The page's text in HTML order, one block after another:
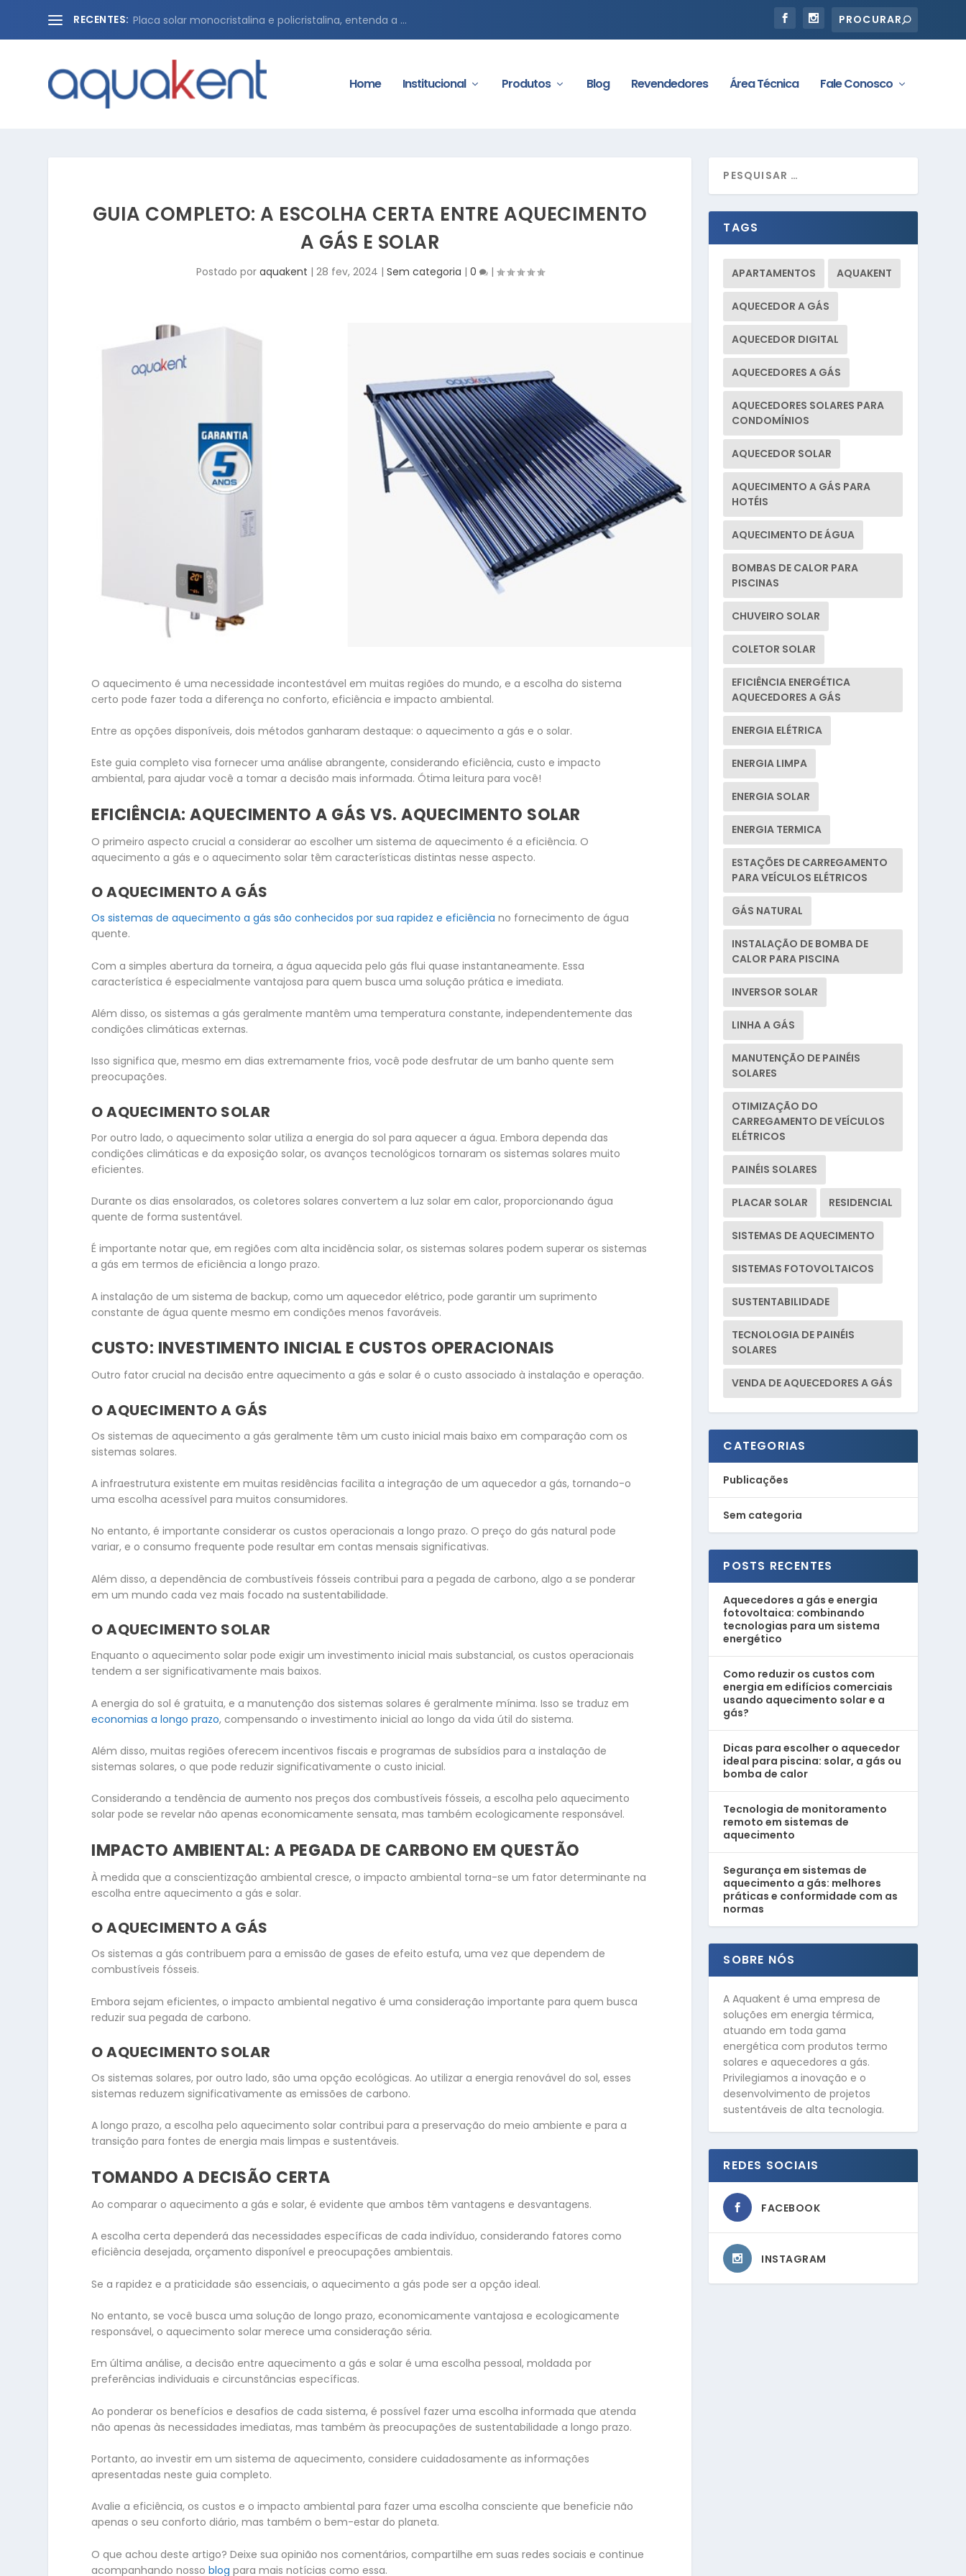
RECENTES: Placa solar monocristalina e policristalina, entenda a ...
Home Institucional Produtos Blog Revendedores Área Técnica Fale Conosco
GUIA COMPLETO: A ESCOLHA CERTA ENTRE AQUECIMENTO
A GÁS E SOLAR
Postado por aquakent | 28 fev, 2024 | Sem categoria | 0 |
O aquecimento é uma necessidade incontestável em muitas regiões do mundo, e a escolha do sistema
certo pode fazer toda a diferença no conforto, eficiência e impacto ambiental.
Entre as opções disponíveis, dois métodos ganharam destaque: o aquecimento a gás e o solar.
Este guia completo visa fornecer uma análise abrangente, considerando eficiência, custo e impacto
ambiental, para ajudar você a tomar a decisão mais informada. Ótima leitura para você!
EFICIÊNCIA: AQUECIMENTO A GÁS VS. AQUECIMENTO SOLAR
O primeiro aspecto crucial a considerar ao escolher um sistema de aquecimento é a eficiência. O
aquecimento a gás e o aquecimento solar têm características distintas nesse aspecto.
O AQUECIMENTO A GÁS
Os sistemas de aquecimento a gás são conhecidos por sua rapidez e eficiência no fornecimento de água
quente.
Com a simples abertura da torneira, a água aquecida pelo gás flui quase instantaneamente. Essa
característica é especialmente vantajosa para quem busca uma solução prática e imediata.
Além disso, os sistemas a gás geralmente mantêm uma temperatura constante, independentemente das
condições climáticas externas.
Isso significa que, mesmo em dias extremamente frios, você pode desfrutar de um banho quente sem
preocupações.
O AQUECIMENTO SOLAR
Por outro lado, o aquecimento solar utiliza a energia do sol para aquecer a água. Embora dependa das
condições climáticas e da exposição solar, os avanços tecnológicos tornaram os sistemas solares muito
eficientes.
Durante os dias ensolarados, os coletores solares convertem a luz solar em calor, proporcionando água
quente de forma sustentável.
É importante notar que, em regiões com alta incidência solar, os sistemas solares podem superar os sistemas
a gás em termos de eficiência a longo prazo.
A instalação de um sistema de backup, como um aquecedor elétrico, pode garantir um suprimento
constante de água quente mesmo em condições menos favoráveis.
CUSTO: INVESTIMENTO INICIAL E CUSTOS OPERACIONAIS
Outro fator crucial na decisão entre aquecimento a gás e solar é o custo associado à instalação e operação.
O AQUECIMENTO A GÁS
Os sistemas de aquecimento a gás geralmente têm um custo inicial mais baixo em comparação com os
sistemas solares.
A infraestrutura existente em muitas residências facilita a integração de um aquecedor a gás, tornando-o
uma escolha acessível para muitos consumidores.
No entanto, é importante considerar os custos operacionais a longo prazo. O preço do gás natural pode
variar, e o consumo frequente pode resultar em contas mensais significativas.
Além disso, a dependência de combustíveis fósseis contribui para a pegada de carbono, algo a se ponderar
em um mundo cada vez mais focado na sustentabilidade.
O AQUECIMENTO SOLAR
Enquanto o aquecimento solar pode exigir um investimento inicial mais substancial, os custos operacionais
tendem a ser significativamente mais baixos.
A energia do sol é gratuita, e a manutenção dos sistemas solares é geralmente mínima. Isso se traduz em
economias a longo prazo, compensando o investimento inicial ao longo da vida útil do sistema.
Além disso, muitas regiões oferecem incentivos fiscais e programas de subsídios para a instalação de
sistemas solares, o que pode reduzir significativamente o custo inicial.
Considerando a tendência de aumento nos preços dos combustíveis fósseis, a escolha pelo aquecimento
solar pode se revelar não apenas economicamente sensata, mas também ecologicamente responsável.
IMPACTO AMBIENTAL: A PEGADA DE CARBONO EM QUESTÃO
À medida que a conscientização ambiental cresce, o impacto ambiental torna-se um fator determinante na
escolha entre aquecimento a gás e solar.
O AQUECIMENTO A GÁS
Os sistemas a gás contribuem para a emissão de gases de efeito estufa, uma vez que dependem de
combustíveis fósseis.
Embora sejam eficientes, o impacto ambiental negativo é uma consideração importante para quem busca
reduzir sua pegada de carbono.
O AQUECIMENTO SOLAR
Os sistemas solares, por outro lado, são uma opção ecológicas. Ao utilizar a energia renovável do sol, esses
sistemas reduzem significativamente as emissões de carbono.
A longo prazo, a escolha pelo aquecimento solar contribui para a preservação do meio ambiente e para a
transição para fontes de energia mais limpas e sustentáveis.
TOMANDO A DECISÃO CERTA
Ao comparar o aquecimento a gás e solar, é evidente que ambos têm vantagens e desvantagens.
A escolha certa dependerá das necessidades específicas de cada indivíduo, considerando fatores como
eficiência desejada, orçamento disponível e preocupações ambientais.
Se a rapidez e a praticidade são essenciais, o aquecimento a gás pode ser a opção ideal.
No entanto, se você busca uma solução de longo prazo, economicamente vantajosa e ecologicamente
responsável, o aquecimento solar merece uma consideração séria.
Em última análise, a decisão entre aquecimento a gás e solar é uma escolha pessoal, moldada por
preferências individuais e circunstâncias específicas.
Ao ponderar os benefícios e desafios de cada sistema, é possível fazer uma escolha informada que atenda
não apenas às necessidades imediatas, mas também às preocupações de sustentabilidade a longo prazo.
Portanto, ao investir em um sistema de aquecimento, considere cuidadosamente as informações
apresentadas neste guia completo.
Avalie a eficiência, os custos e o impacto ambiental para fazer uma escolha consciente que beneficie não
apenas o seu conforto diário, mas também o bem-estar do planeta.
O que achou deste artigo? Deixe sua opinião nos comentários, compartilhe em suas redes sociais e continue
acompanhando nossoblog para mais notícias como essa.
TAGS
APARTAMENTOS AQUAKENT
AQUECEDOR A GÁS
AQUECEDOR DIGITAL
AQUECEDORES A GÁS
AQUECEDORES SOLARES PARA
CONDOMÍNIOS
AQUECEDOR SOLAR
AQUECIMENTO A GÁS PARA
HOTÉIS
AQUECIMENTO DE ÁGUA
BOMBAS DE CALOR PARA
PISCINAS
CHUVEIRO SOLAR
COLETOR SOLAR
EFICIÊNCIA ENERGÉTICA
AQUECEDORES A GÁS
ENERGIA ELÉTRICA
ENERGIA LIMPA
ENERGIA SOLAR
ENERGIA TERMICA
ESTAÇÕES DE CARREGAMENTO
PARA VEÍCULOS ELÉTRICOS
GÁS NATURAL
INSTALAÇÃO DE BOMBA DE
CALOR PARA PISCINA
INVERSOR SOLAR
LINHA A GÁS
MANUTENÇÃO DE PAINÉIS
SOLARES
OTIMIZAÇÃO DO
CARREGAMENTO DE VEÍCULOS
ELÉTRICOS
PAINÉIS SOLARES
PLACAR SOLAR RESIDENCIAL
SISTEMAS DE AQUECIMENTO
SISTEMAS FOTOVOLTAICOS
SUSTENTABILIDADE
TECNOLOGIA DE PAINÉIS
SOLARES
VENDA DE AQUECEDORES A GÁS
CATEGORIAS
Publicações
Sem categoria
POSTS RECENTES
Aquecedores a gás e energia
fotovoltaica: combinando
tecnologias para um sistema
energético
Como reduzir os custos com
energia em edifícios comerciais
usando aquecimento solar e a
gás?
Dicas para escolher o aquecedor
ideal para piscina: solar, a gás ou
bomba de calor
Tecnologia de monitoramento
remoto em sistemas de
aquecimento
Segurança em sistemas de
aquecimento a gás: melhores
práticas e conformidade com as
normas
SOBRE NÓS
A Aquakent é uma empresa de
soluções em energia térmica,
atuando em toda gama
energética com produtos termo
solares e aquecedores a gás.
Privilegiamos a inovação e o
desenvolvimento de projetos
sustentáveis de alta tecnologia.
REDES SOCIAIS
FACEBOOK
INSTAGRAM